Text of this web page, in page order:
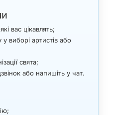
вас цікавлять;
виборі артистів або
свята;
або напишіть у чат.